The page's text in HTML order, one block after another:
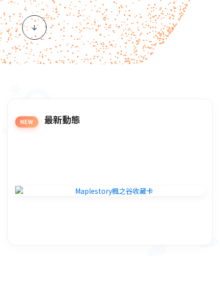
NEW 最新動態